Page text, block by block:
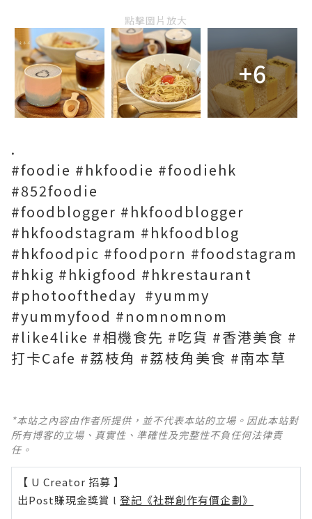
點擊圖片放大
+6
.
#foodie #hkfoodie #foodiehk
#852foodie
#foodblogger #hkfoodblogger
#hkfoodstagram #hkfoodblog
#hkfoodpic #foodporn #foodstagram
#hkig #hkigfood #hkrestaurant
#photooftheday #yummy
#yummyfood #nomnomnom
#like4like #相機食先 #吃貨 #香港美食 #
打卡Cafe #荔枝角 #荔枝角美食 #南本草
*本站之內容由作者所提供，並不代表本站的立場。因此本站對
所有博客的立場、真實性、準確性及完整性不負任何法律責
任。
【 U Creator 招募 】
出Post賺現金獎賞 l 登記《社群創作有價企劃》